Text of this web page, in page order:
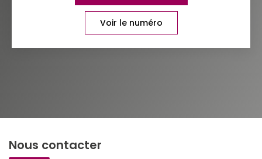
Voir le numéro
Nous contacter